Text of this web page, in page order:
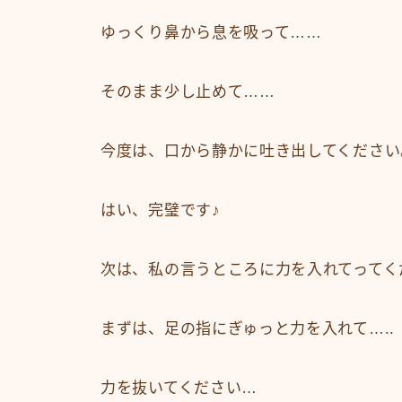
ゆっくり鼻から息を吸って……
そのまま少し止めて……
今度は、口から静かに吐き出してください
はい、完璧です♪
次は、私の言うところに力を入れてってく
まずは、足の指にぎゅっと力を入れて…..
力を抜いてください…